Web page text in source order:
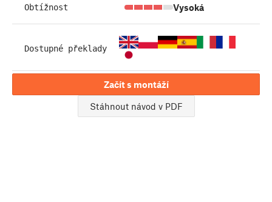
Obtížnost Vysoká
Dostupné překlady
Začít s montáží
Stáhnout návod v PDF